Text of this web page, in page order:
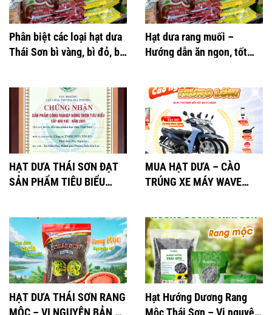
Phân biệt các loại hạt dưa
Thái Sơn bì vàng, bì đỏ, bì
Hạt dưa rang muối –
Hướng dẫn ăn ngon, tốt
HẠT DƯA THÁI SƠN ĐẠT
SẢN PHẨM TIÊU BIỂU
MUA HẠT DƯA – CÀO
TRÚNG XE MÁY WAVE
HẠT DƯA THÁI SƠN RANG
MỘC – VỊ NGUYÊN BẢN,
Hạt Hướng Dương Rang
Mộc Thái Sơn – Vị nguyên